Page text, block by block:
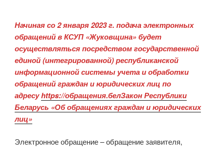
Начиная со 2 января 2023 г. подача электронных
обращений в КСУП «Жуковщина» будет
осуществляться посредством государственной
единой (интегрированной) республиканской
информационной системы учета и обработки
обращений граждан и юридических лиц по
адресуhttps://обращения.белЗакон Республики
Беларусь «Об обращениях граждан и юридических
лиц»
Электронное обращение – обращение заявителя,